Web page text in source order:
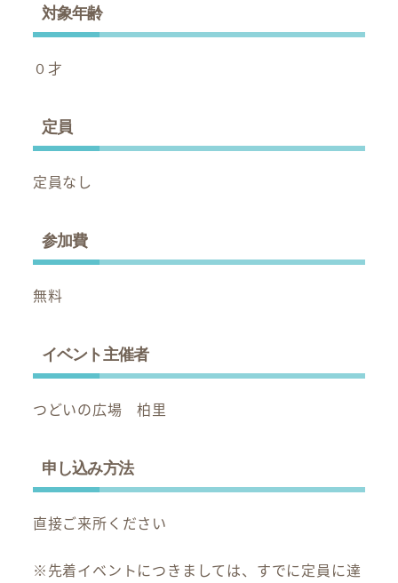
対象年齢
０才
定員
定員なし
参加費
無料
イベント主催者
つどいの広場 柏里
申し込み方法
直接ご来所ください
※先着イベントにつきましては、すでに定員に達